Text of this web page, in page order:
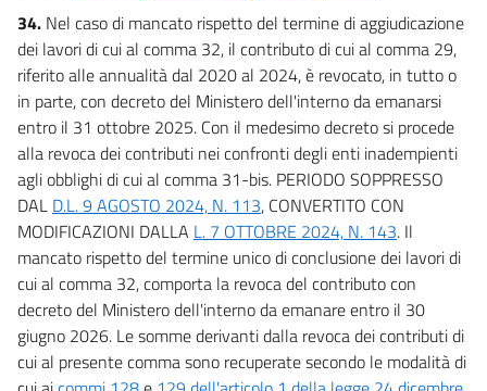
34. Nel caso di mancato rispetto del termine di aggiudicazione
dei lavori di cui al comma 32, il contributo di cui al comma 29,
riferito alle annualità dal 2020 al 2024, è revocato, in tutto o
in parte, con decreto del Ministero dell'interno da emanarsi
entro il 31 ottobre 2025. Con il medesimo decreto si procede
alla revoca dei contributi nei confronti degli enti inadempienti
agli obblighi di cui al comma 31-bis. PERIODO SOPPRESSO
DAL D.L. 9 AGOSTO 2024, N. 113, CONVERTITO CON
MODIFICAZIONI DALLA L. 7 OTTOBRE 2024, N. 143. Il
mancato rispetto del termine unico di conclusione dei lavori di
cui al comma 32, comporta la revoca del contributo con
decreto del Ministero dell'interno da emanare entro il 30
giugno 2026. Le somme derivanti dalla revoca dei contributi di
cui al presente comma sono recuperate secondo le modalità di